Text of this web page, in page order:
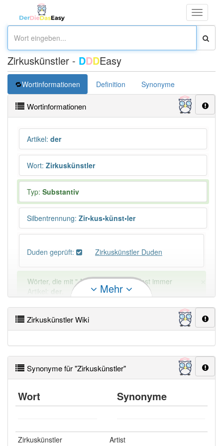
Toggle
Zirkuskünstler - DDDEasy
Wortinformationen Definition Synonyme
Wortinformationen
Artikel: der
Wort: Zirkuskünstler
Typ: Substantiv
Silbentrennung: Zir•kus•künst•ler
Duden geprüft: Zirkuskünstler Duden
Wörter, die mit "-ler" enden, haben fast immer
Artikel:
der
DER:1 397
Wortversion Circuskünstler
Mehr
Zirkuskünstler Wiki
Synonyme für "Zirkuskünstler"
Wort Synonyme
Zirkuskünstler Artist